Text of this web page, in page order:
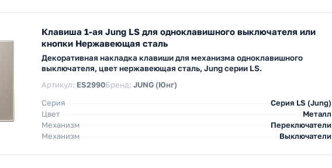
Клавиша 1-ая Jung LS для одноклавишного выключателя или
кнопки Нержавеющая сталь
Декоративная накладка клавиши для механизма одноклавишного
выключателя, цвет нержавеющая сталь, Jung серии LS.
Артикул: ES2990Бренд: JUNG (Юнг)
Серия
Серия LS (Jung)
Цвет
Металл
Механизм
Переключатели
Механизм
Выключатели